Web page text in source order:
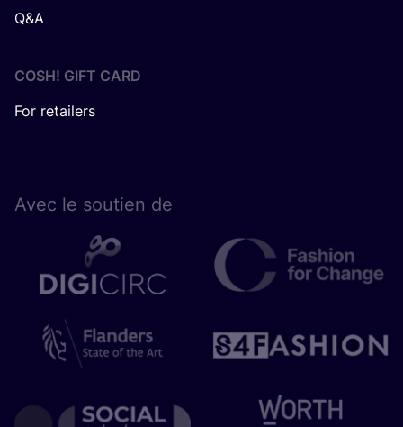
Q&A
COSH! GIFT CARD
For retailers
Avec le sou­tien de